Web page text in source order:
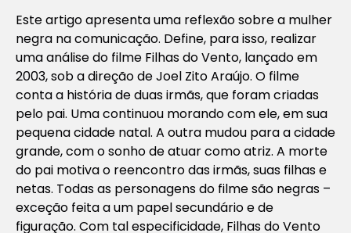
Este artigo apresenta uma reflexão sobre a mulher
negra na comunicação. Define, para isso, realizar
uma análise do filme Filhas do Vento, lançado em
2003, sob a direção de Joel Zito Araújo. O filme
conta a história de duas irmãs, que foram criadas
pelo pai. Uma continuou morando com ele, em sua
pequena cidade natal. A outra mudou para a cidade
grande, com o sonho de atuar como atriz. A morte
do pai motiva o reencontro das irmãs, suas filhas e
netas. Todas as personagens do filme são negras –
exceção feita a um papel secundário e de
figuração. Com tal especificidade, Filhas do Vento